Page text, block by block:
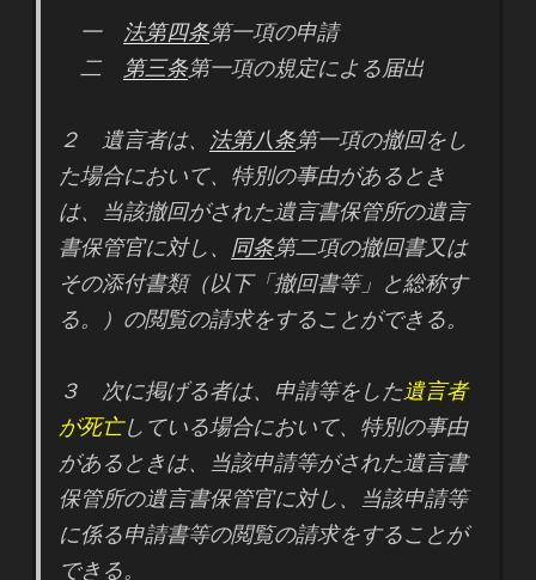
一 法第四条第一項の申請
二
第三条第一項の規定による届出
２ 遺言者は、 法第八条第一項の撤回をし
た場合において、特別の事由があるとき
は、当該撤回がされた遺言書保管所の遺言
書保管官に対し、 同条第二項の撤回書又は
その添付書類（以下「撤回書等」と総称す
る。）の閲覧の請求をすることができる。
３ 次に掲げる者は、申請等をした遺言者
が死亡している場合において、特別の事由
があるときは、当該申請等がされた遺言書
保管所の遺言書保管官に対し、当該申請等
に係る申請書等の閲覧の請求をすることが
できる。